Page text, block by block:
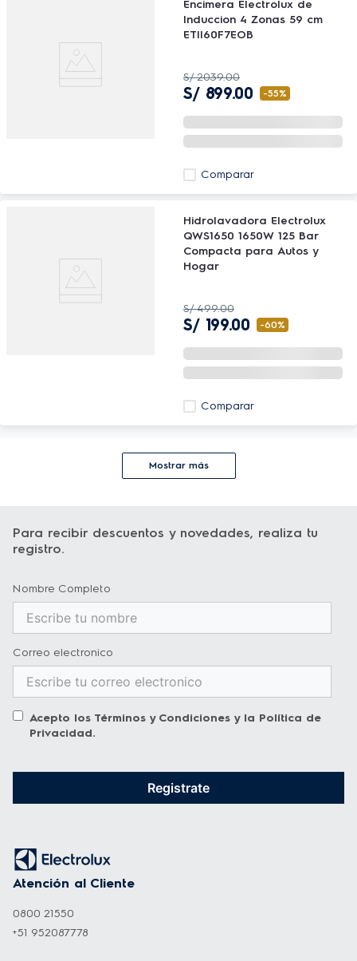
Encimera Electrolux de
Induccion 4 Zonas 59 cm
ETII60F7EOB
S/ 2039.00
S/ 899.00 -55%
Comparar
Hidrolavadora Electrolux
QWS1650 1650W 125 Bar
Compacta para Autos y
Hogar
S/ 499.00
S/ 199.00 -60%
Comparar
Mostrar más
Para recibir descuentos y novedades, realiza tu
registro.
Nombre Completo
Correo electronico
Acepto los Términos y Condiciones y la Política de
Privacidad.
Registrate
Atención al Cliente
0800 21550
+51 952087778